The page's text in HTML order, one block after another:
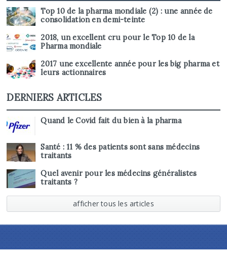
Top 10 de la pharma mondiale (2) : une année de
consolidation en demi-teinte
2018, un excellent cru pour le Top 10 de la
Pharma mondiale
2017 une excellente année pour les big pharma et
leurs actionnaires
DERNIERS ARTICLES
Quand le Covid fait du bien à la pharma
Santé : 11 % des patients sont sans médecins
traitants
Quel avenir pour les médecins généralistes
traitants ?
afficher tous les articles